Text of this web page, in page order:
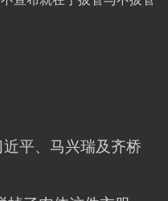
平、马兴瑞及齐桥